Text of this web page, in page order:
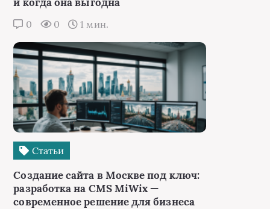
0 0 1 мин.
Статьи
Создание сайта в Москве под ключ:
разработка на CMS MiWix —
современное решение для бизнеса